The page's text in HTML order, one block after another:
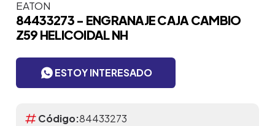
Itens da Galeria
EATON
84433273 - ENGRANAJE CAJA CAMBIO
Z59 HELICOIDAL NH
ESTOY INTERESADO
Código:84433273